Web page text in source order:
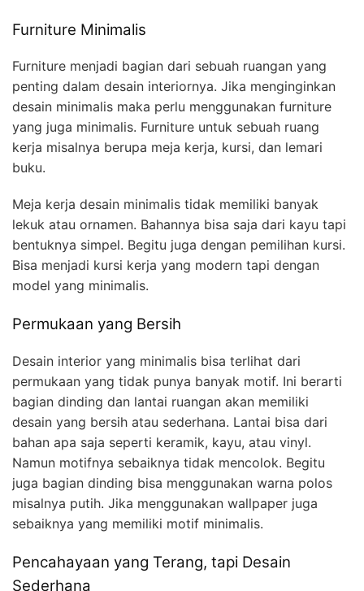
Furniture Minimalis
Furniture menjadi bagian dari sebuah ruangan yang
penting dalam desain interiornya. Jika menginginkan
desain minimalis maka perlu menggunakan furniture
yang juga minimalis. Furniture untuk sebuah ruang
kerja misalnya berupa meja kerja, kursi, dan lemari
buku.
Meja kerja desain minimalis tidak memiliki banyak
lekuk atau ornamen. Bahannya bisa saja dari kayu tapi
bentuknya simpel. Begitu juga dengan pemilihan kursi.
Bisa menjadi kursi kerja yang modern tapi dengan
model yang minimalis.
Permukaan yang Bersih
Desain interior yang minimalis bisa terlihat dari
permukaan yang tidak punya banyak motif. Ini berarti
bagian dinding dan lantai ruangan akan memiliki
desain yang bersih atau sederhana. Lantai bisa dari
bahan apa saja seperti keramik, kayu, atau vinyl.
Namun motifnya sebaiknya tidak mencolok. Begitu
juga bagian dinding bisa menggunakan warna polos
misalnya putih. Jika menggunakan wallpaper juga
sebaiknya yang memiliki motif minimalis.
Pencahayaan yang Terang, tapi Desain
Sederhana